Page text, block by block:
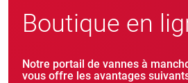
Boutique en
Notre portail de vannes à
vous offre les avantages